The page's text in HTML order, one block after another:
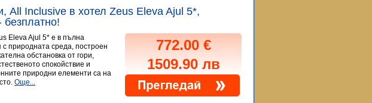
All Inclusive в хотел Zeus Eleva Ajul 5*,
безплатно!
Eleva Ajul 5* е в пълна
с природната среда, построен
обстановка от гори,
спокойствие и
природни елементи са на
Още...
772.00 €
1509.90 лв